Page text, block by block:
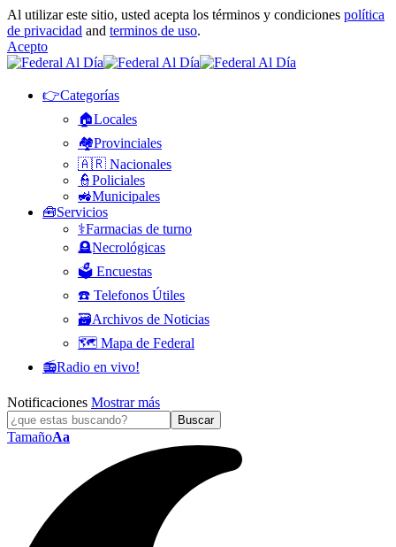
Al utilizar este sitio, usted acepta los términos y condiciones política
de privacidad and terminos de uso.
Acepto
👉Categorías
🏠Locales
🏘️Provinciales
🇦🇷 Nacionales
👮Policiales
🚜Municipales
🧰Servicios
⚕️Farmacias de turno
🪦Necrológicas
🗳️ Encuestas
☎️ Telefonos Útiles
🗃️Archivos de Noticias
🗺️ Mapa de Federal
📻Radio en vivo!
Notificaciones Mostrar más
TamañoAa